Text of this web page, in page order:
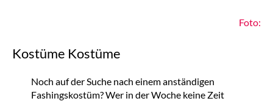
Foto:
Kostüme Kostüme
Noch auf der Suche nach einem anständigen
Fashingskostüm? Wer in der Woche keine Zeit